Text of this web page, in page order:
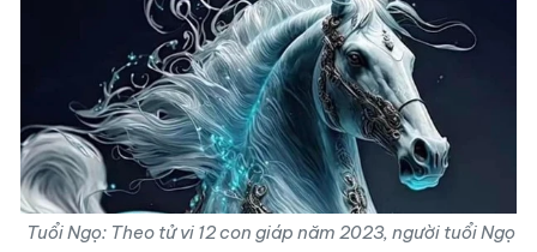
Tuổi Ngọ: Theo tử vi 12 con giáp năm 2023, người tuổi Ngọ